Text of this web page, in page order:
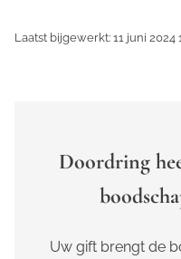
Laatst bijgewerkt: 11 juni 2024
Doordring
Uw gift brengt de